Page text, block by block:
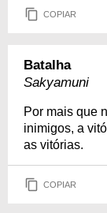
COPIAR
Batalha
Sakyamuni
Por mais que
inimigos, a
as vitórias.
COPIAR